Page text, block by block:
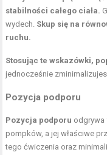
stabilności całego ciała.
wydech. Skup się na
ruchu.
Stosując te wskazówki,
jednocześnie
Pozycja podporu
Pozycja podporu odgrywa
pompków, a jej właściwe
tego ćwiczenia oraz